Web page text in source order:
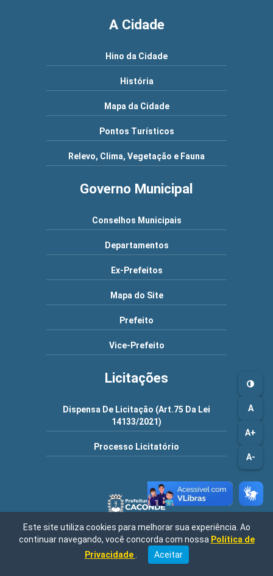
A
A+
A-
A Cidade
Hino da Cidade
História
Mapa da Cidade
Pontos Turísticos
Relevo, Clima, Vegetação e Fauna
Governo Municipal
Conselhos Municipais
Departamentos
Ex-Prefeitos
Mapa do Site
Prefeito
Vice-Prefeito
Licitações
Dispensa De Licitação (Art.75 Da Lei
14133/2021)
Processo Licitatório
Rua Duque de Caxias, 236, CEP 13770-059, em Caconde-SP /
Central de Atendimento: 08h às 17h00 / Fone: (19) 3662-7199 |
CNPJ: 45.767.829/0001-52
Este site utiliza cookies para melhorar sua experiência. Ao
continuar navegando, você concorda com nossa Política de
Privacidade
Aceitar